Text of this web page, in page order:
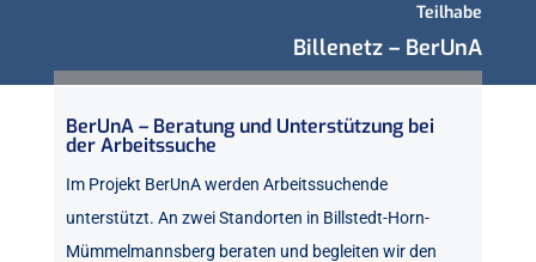
Teilhabe
Billenetz – BerUnA
BerUnA – Beratung und Unterstützung bei
der Arbeitssuche
Im Projekt BerUnA werden Arbeitssuchende
unterstützt. An zwei Standorten in Billstedt-Horn-
Mümmelmannsberg beraten und begleiten wir den